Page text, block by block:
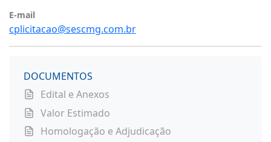
E-mail
cplicitacao@sescmg.com.br
DOCUMENTOS
Edital e Anexos
Valor Estimado
Homologação e Adjudicação